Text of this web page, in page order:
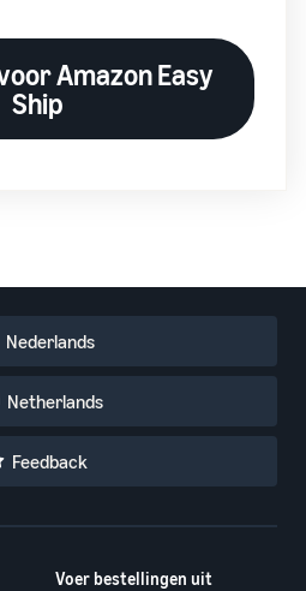
Amazon Easy
Ship
Nederlands
Netherlands
Feedback
Voer bestellingen uit